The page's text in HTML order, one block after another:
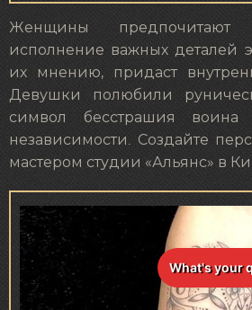
Женщины
исполнение важных деталей
их мнению, придаст
Девушки полюбили
символ бесстрашия
независимости. Создайте
мастером студии «Альянс» в